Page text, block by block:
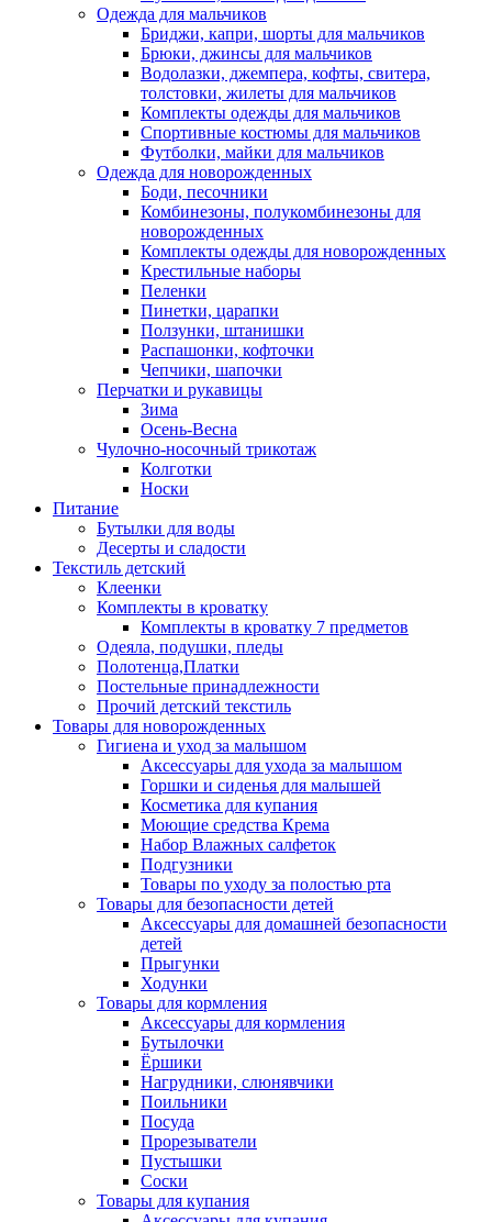
Одежда для мальчиков
Бриджи, капри, шорты для мальчиков
Брюки, джинсы для мальчиков
Водолазки, джемпера, кофты, свитера,
толстовки, жилеты для мальчиков
Комплекты одежды для мальчиков
Спортивные костюмы для мальчиков
Футболки, майки для мальчиков
Одежда для новорожденных
Боди, песочники
Комбинезоны, полукомбинезоны для
новорожденных
Комплекты одежды для новорожденных
Крестильные наборы
Пеленки
Пинетки, царапки
Ползунки, штанишки
Распашонки, кофточки
Чепчики, шапочки
Перчатки и рукавицы
Зима
Осень-Весна
Чулочно-носочный трикотаж
Колготки
Носки
Питание
Бутылки для воды
Десерты и сладости
Текстиль детский
Клеенки
Комплекты в кроватку
Комплекты в кроватку 7 предметов
Одеяла, подушки, пледы
Полотенца,Платки
Постельные принадлежности
Прочий детский текстиль
Товары для новорожденных
Гигиена и уход за малышом
Аксессуары для ухода за малышом
Горшки и сиденья для малышей
Косметика для купания
Моющие средства Крема
Набор Влажных салфеток
Подгузники
Товары по уходу за полостью рта
Товары для безопасности детей
Аксессуары для домашней безопасности
детей
Прыгунки
Ходунки
Товары для кормления
Аксессуары для кормления
Бутылочки
Ёршики
Нагрудники, слюнявчики
Поильники
Посуда
Прорезыватели
Пустышки
Соски
Товары для купания